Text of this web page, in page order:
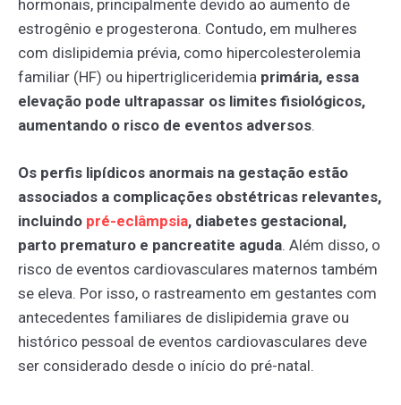
hormonais, principalmente devido ao aumento de
estrogênio e progesterona. Contudo, em mulheres
com dislipidemia prévia, como hipercolesterolemia
familiar (HF) ou hipertrigliceridemia primária, essa
elevação pode ultrapassar os limites fisiológicos,
aumentando o risco de eventos adversos.
Os perfis lipídicos anormais na gestação estão
associados a complicações obstétricas relevantes,
incluindo pré-eclâmpsia, diabetes gestacional,
parto prematuro e pancreatite aguda. Além disso, o
risco de eventos cardiovasculares maternos também
se eleva. Por isso, o rastreamento em gestantes com
antecedentes familiares de dislipidemia grave ou
histórico pessoal de eventos cardiovasculares deve
ser considerado desde o início do pré-natal.